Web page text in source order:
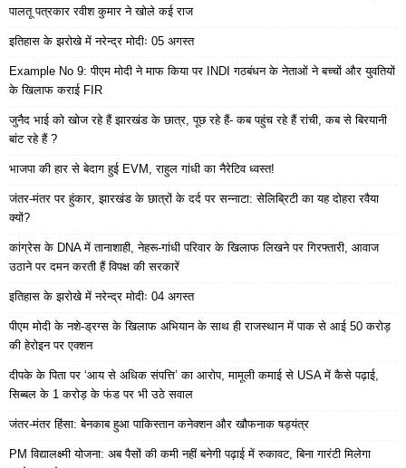
पालतू पत्रकार रवीश कुमार ने खोले कई राज
इतिहास के झरोखे में नरेन्द्र मोदीः 05 अगस्त
Example No 9: पीएम मोदी ने माफ किया पर INDI गठबंधन के नेताओं ने बच्चों और युवतियों
के खिलाफ कराई FIR
जुनैद भाई को खोज रहे हैं झारखंड के छात्र, पूछ रहे हैं- कब पहुंच रहे हैं रांची, कब से बिरयानी
बांट रहे हैं ?
भाजपा की हार से बेदाग हुई EVM, राहुल गांधी का नैरेटिव ध्वस्त!
जंतर-मंतर पर हुंकार, झारखंड के छात्रों के दर्द पर सन्नाटा: सेलिब्रिटी का यह दोहरा रवैया
क्यों?
कांग्रेस के DNA में तानाशाही, नेहरू-गांधी परिवार के खिलाफ लिखने पर गिरफ्तारी, आवाज
उठाने पर दमन करती हैं विपक्ष की सरकारें
इतिहास के झरोखे में नरेन्द्र मोदीः 04 अगस्त
पीएम मोदी के नशे-ड्रग्स के खिलाफ अभियान के साथ ही राजस्थान में पाक से आई 50 करोड़
की हेरोइन पर एक्शन
दीपके के पिता पर ‘आय से अधिक संपत्ति’ का आरोप, मामूली कमाई से USA में कैसे पढ़ाई,
सिब्बल के 1 करोड़ के फंड पर भी उठे सवाल
जंतर-मंतर हिंसा: बेनकाब हुआ पाकिस्तान कनेक्शन और खौफनाक षड्यंत्र
PM विद्यालक्ष्मी योजना: अब पैसों की कमी नहीं बनेगी पढ़ाई में रुकावट, बिना गारंटी मिलेगा